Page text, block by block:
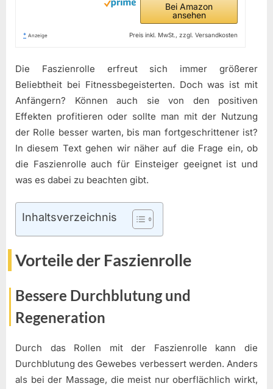
Bei Amazon
ansehen
* Anzeige Preis inkl. MwSt., zzgl. Versandkosten
Die Faszienrolle erfreut sich immer größerer
Beliebtheit bei Fitnessbegeisterten. Doch was ist mit
Anfängern? Können auch sie von den positiven
Effekten profitieren oder sollte man mit der Nutzung
der Rolle besser warten, bis man fortgeschrittener ist?
In diesem Text gehen wir näher auf die Frage ein, ob
die Faszienrolle auch für Einsteiger geeignet ist und
was es dabei zu beachten gibt.
Inhaltsverzeichnis
Vorteile der Faszienrolle
Bessere Durchblutung und
Regeneration
Durch das Rollen mit der Faszienrolle kann die
Durchblutung des Gewebes verbessert werden. Anders
als bei der Massage, die meist nur oberflächlich wirkt,